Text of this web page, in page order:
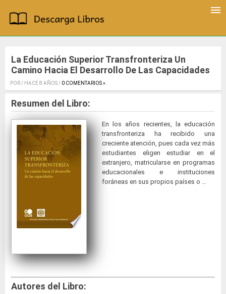
La Educación Superior Transfronteriza Un
Camino Hacia El Desarrollo De Las Capacidades
POR / HACE 8 AÑOS / 0 COMENTARIOS ».
Resumen del Libro:
En los años recientes, la educación
transfronteriza ha recibido una
creciente atención, pues cada vez más
estudiantes eligen estudiar en el
extranjero, matricularse en programas
educacionales e instituciones
foráneas en sus propios países o …
Autores del Libro: